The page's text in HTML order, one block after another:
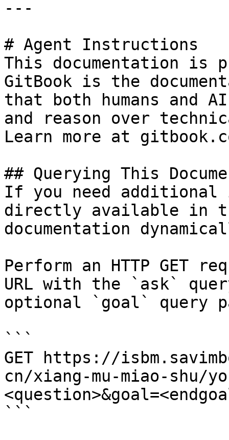
---
# Agent Instructions
This documentation is
GitBook is the
that both humans and
and reason over
Learn more at
## Querying This
If you need
directly available in
documentation
Perform an HTTP GET
URL with the `ask`
optional `goal` query
```
GET https://
cn/xiang-mu-miao-shu/
```